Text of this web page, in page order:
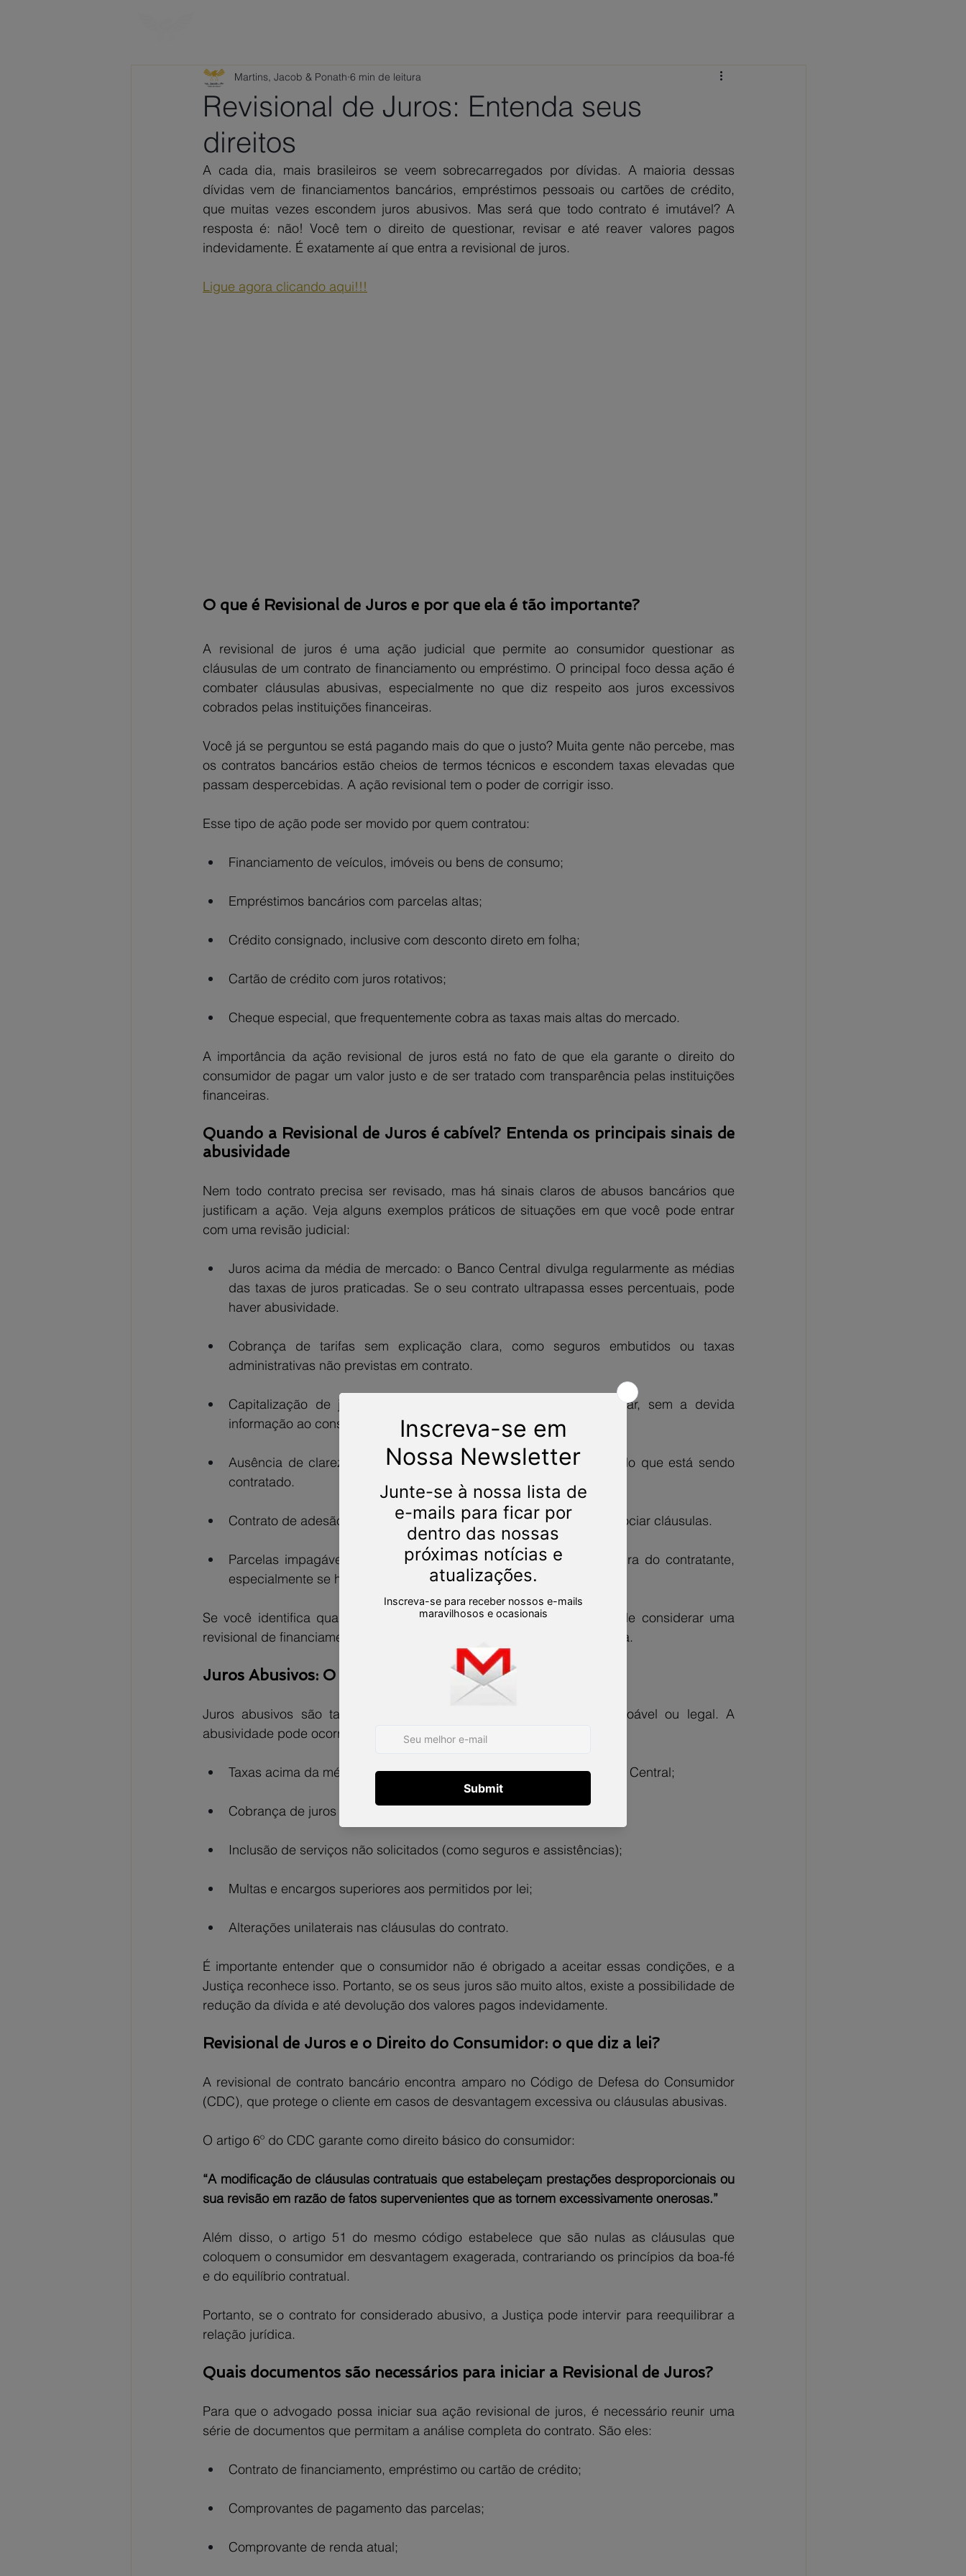
Revisional de Juros: Entenda seus
direitos
Martins, Jacob & Ponath 6 min de leitura
A cada dia, mais brasileiros se veem sobrecarregados por dívidas. A maioria dessas
dívidas vem de financiamentos bancários, empréstimos pessoais ou cartões de crédito,
que muitas vezes escondem juros abusivos. Mas será que todo contrato é imutável? A
resposta é: não! Você tem o direito de questionar, revisar e até reaver valores pagos
indevidamente. É exatamente aí que entra a revisional de juros.
Ligue agora clicando aqui!!!
O que é Revisional de Juros e por que ela é tão importante?
A revisional de juros é uma ação judicial que permite ao consumidor questionar as
cláusulas de um contrato de financiamento ou empréstimo. O principal foco dessa ação é
combater cláusulas abusivas, especialmente no que diz respeito aos juros excessivos
cobrados pelas instituições financeiras.
Você já se perguntou se está pagando mais do que o justo? Muita gente não percebe, mas
os contratos bancários estão cheios de termos técnicos e escondem taxas elevadas que
passam despercebidas. A ação revisional tem o poder de corrigir isso.
Esse tipo de ação pode ser movido por quem contratou:
Financiamento de veículos, imóveis ou bens de consumo;
Empréstimos bancários com parcelas altas;
Crédito consignado, inclusive com desconto direto em folha;
Cartão de crédito com juros rotativos;
Cheque especial, que frequentemente cobra as taxas mais altas do mercado.
A importância da ação revisional de juros está no fato de que ela garante o direito do
consumidor de pagar um valor justo e de ser tratado com transparência pelas instituições
financeiras.
Quando a Revisional de Juros é cabível? Entenda os principais sinais de
abusividade
Nem todo contrato precisa ser revisado, mas há sinais claros de abusos bancários que
justificam a ação. Veja alguns exemplos práticos de situações em que você pode entrar
com uma revisão judicial:
Juros acima da média de mercado: o Banco Central divulga regularmente as médias
das taxas de juros praticadas. Se o seu contrato ultrapassa esses percentuais, pode
haver abusividade.
Cobrança de tarifas sem explicação clara, como seguros embutidos ou taxas
administrativas não previstas em contrato.
Capitalização de juros (juros sobre juros) feita de forma irregular, sem a devida
informação ao consumidor.
Ausência de clareza no contrato, o que dificulta o entendimento do que está sendo
contratado.
Contrato de adesão, em que o consumidor não teve chance de negociar cláusulas.
Parcelas impagáveis, que não condizem com a realidade financeira do contratante,
especialmente se houver aumento sem aviso.
Se você identifica qualquer desses pontos em seu contrato, é hora de considerar uma
revisional de financiamento com orientação de um advogado especialista.
Juros Abusivos: O que são e como identificá-los?
Juros abusivos são taxas que ultrapassam o limite considerado razoável ou legal. A
abusividade pode ocorrer de forma sutil, por meio de:
Taxas acima da média de mercado, conforme indicadores do Banco Central;
Cobrança de juros compostos (capitalizados) sem aviso;
Inclusão de serviços não solicitados (como seguros e assistências);
Multas e encargos superiores aos permitidos por lei;
Alterações unilaterais nas cláusulas do contrato.
É importante entender que o consumidor não é obrigado a aceitar essas condições, e a
Justiça reconhece isso. Portanto, se os seus juros são muito altos, existe a possibilidade de
redução da dívida e até devolução dos valores pagos indevidamente.
Revisional de Juros e o Direito do Consumidor: o que diz a lei?
A revisional de contrato bancário encontra amparo no Código de Defesa do Consumidor
(CDC), que protege o cliente em casos de desvantagem excessiva ou cláusulas abusivas.
O artigo 6º do CDC garante como direito básico do consumidor:
“A modificação de cláusulas contratuais que estabeleçam prestações desproporcionais ou
sua revisão em razão de fatos supervenientes que as tornem excessivamente onerosas.”
Além disso, o artigo 51 do mesmo código estabelece que são nulas as cláusulas que
coloquem o consumidor em desvantagem exagerada, contrariando os princípios da boa-fé
e do equilíbrio contratual.
Portanto, se o contrato for considerado abusivo, a Justiça pode intervir para reequilibrar a
relação jurídica.
Quais documentos são necessários para iniciar a Revisional de Juros?
Para que o advogado possa iniciar sua ação revisional de juros, é necessário reunir uma
série de documentos que permitam a análise completa do contrato. São eles:
Contrato de financiamento, empréstimo ou cartão de crédito;
Comprovantes de pagamento das parcelas;
Comprovante de renda atual;